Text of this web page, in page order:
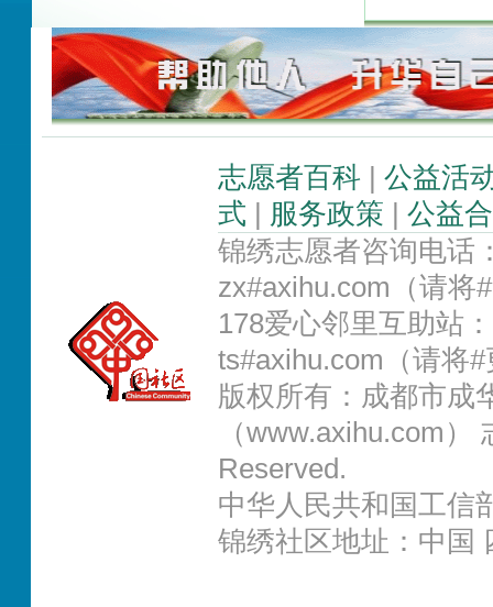
志愿者百科| 公益活
式
服务政策
公益
锦绣志愿者咨询电
zx#axihu.com（请将
178爱心邻里互助站
ts#axihu.com（请将
版权所有：成都市成
（www.axihu.com
Reserved.
中华人民共和国工信
锦绣社区地址：中国